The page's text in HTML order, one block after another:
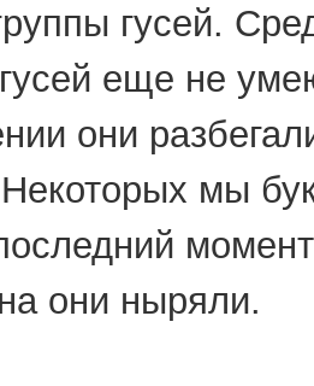
гусей.
еще не
они
мы
они ныряли.